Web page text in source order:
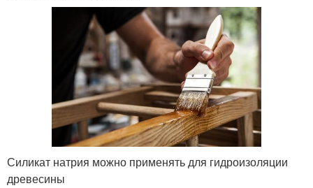
Силикат натрия можно применять для гидроизоляции
древесины